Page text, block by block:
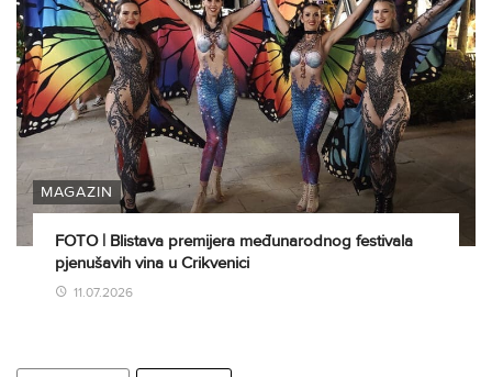
MAGAZIN
FOTO | Blistava premijera međunarodnog festivala
pjenušavih vina u Crikvenici
11.07.2026